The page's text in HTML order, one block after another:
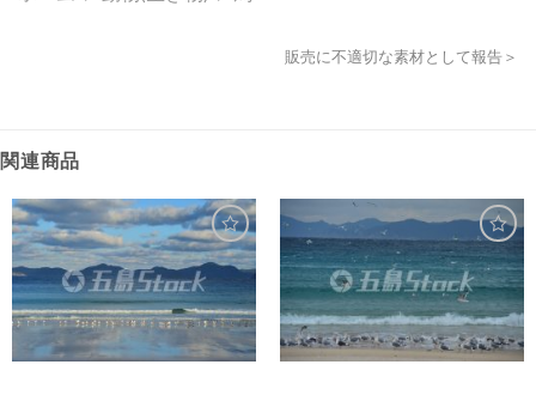
販売に不適切な素材として報告＞
関連商品